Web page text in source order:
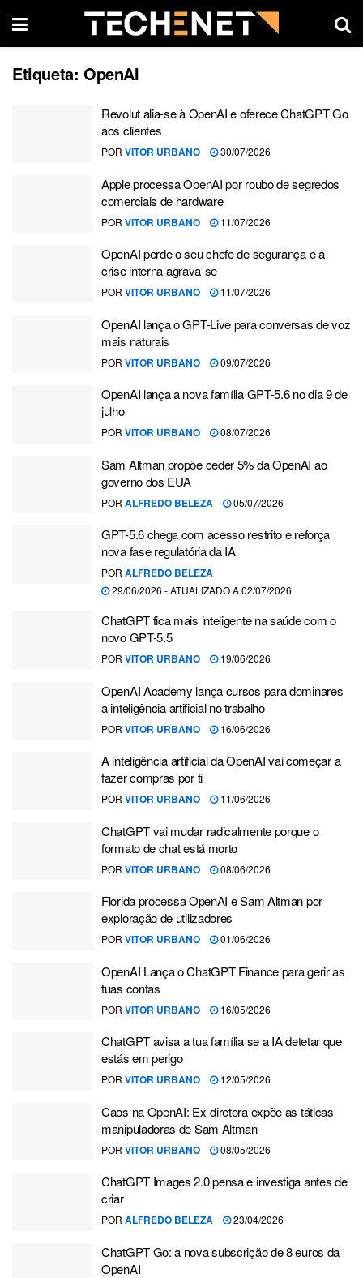
Etiqueta: OpenAI
Revolut alia-se à OpenAI e oferece ChatGPT Go
aos clientes
POR VITOR URBANO 30/07/2026
Apple processa OpenAI por roubo de segredos
comerciais de hardware
POR VITOR URBANO 11/07/2026
OpenAI perde o seu chefe de segurança e a
crise interna agrava-se
POR VITOR URBANO 11/07/2026
OpenAI lança o GPT-Live para conversas de voz
mais naturais
POR VITOR URBANO 09/07/2026
OpenAI lança a nova família GPT-5.6 no dia 9 de
julho
POR VITOR URBANO 08/07/2026
Sam Altman propõe ceder 5% da OpenAI ao
governo dos EUA
POR ALFREDO BELEZA 05/07/2026
GPT-5.6 chega com acesso restrito e reforça
nova fase regulatória da IA
POR ALFREDO BELEZA
29/06/2026 - ATUALIZADO A 02/07/2026
ChatGPT fica mais inteligente na saúde com o
novo GPT-5.5
POR VITOR URBANO 19/06/2026
OpenAI Academy lança cursos para dominares
a inteligência artificial no trabalho
POR VITOR URBANO 16/06/2026
A inteligência artificial da OpenAI vai começar a
fazer compras por ti
POR VITOR URBANO 11/06/2026
ChatGPT vai mudar radicalmente porque o
formato de chat está morto
POR VITOR URBANO 08/06/2026
Florida processa OpenAI e Sam Altman por
exploração de utilizadores
POR VITOR URBANO 01/06/2026
OpenAI Lança o ChatGPT Finance para gerir as
tuas contas
POR VITOR URBANO 16/05/2026
ChatGPT avisa a tua família se a IA detetar que
estás em perigo
POR VITOR URBANO 12/05/2026
Caos na OpenAI: Ex-diretora expõe as táticas
manipuladoras de Sam Altman
POR VITOR URBANO 08/05/2026
ChatGPT Images 2.0 pensa e investiga antes de
criar
POR ALFREDO BELEZA 23/04/2026
ChatGPT Go: a nova subscrição de 8 euros da
OpenAI